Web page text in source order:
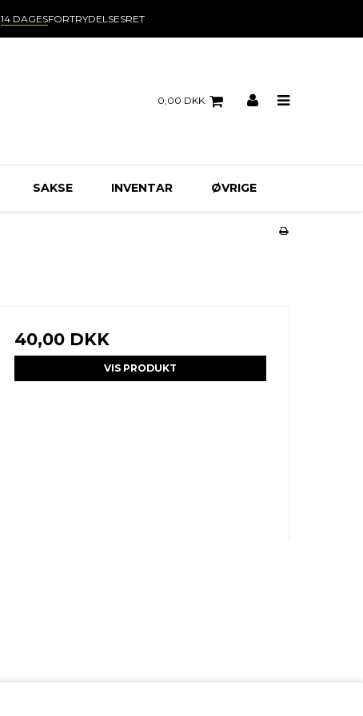
14 DAGESFORTRYDELSESRET
0,00 DKK
SAKSE INVENTAR ØVRIGE
40,00 DKK
VIS PRODUKT